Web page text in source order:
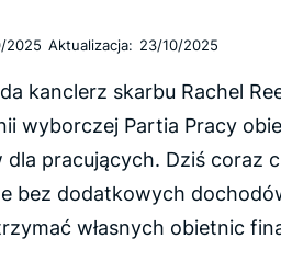
2025 Aktualizacja: 23/10/2025
kanclerz skarbu Rachel
wyborczej Partia Pracy
pracujących. Dziś coraz
bez dodatkowych
własnych obietnic